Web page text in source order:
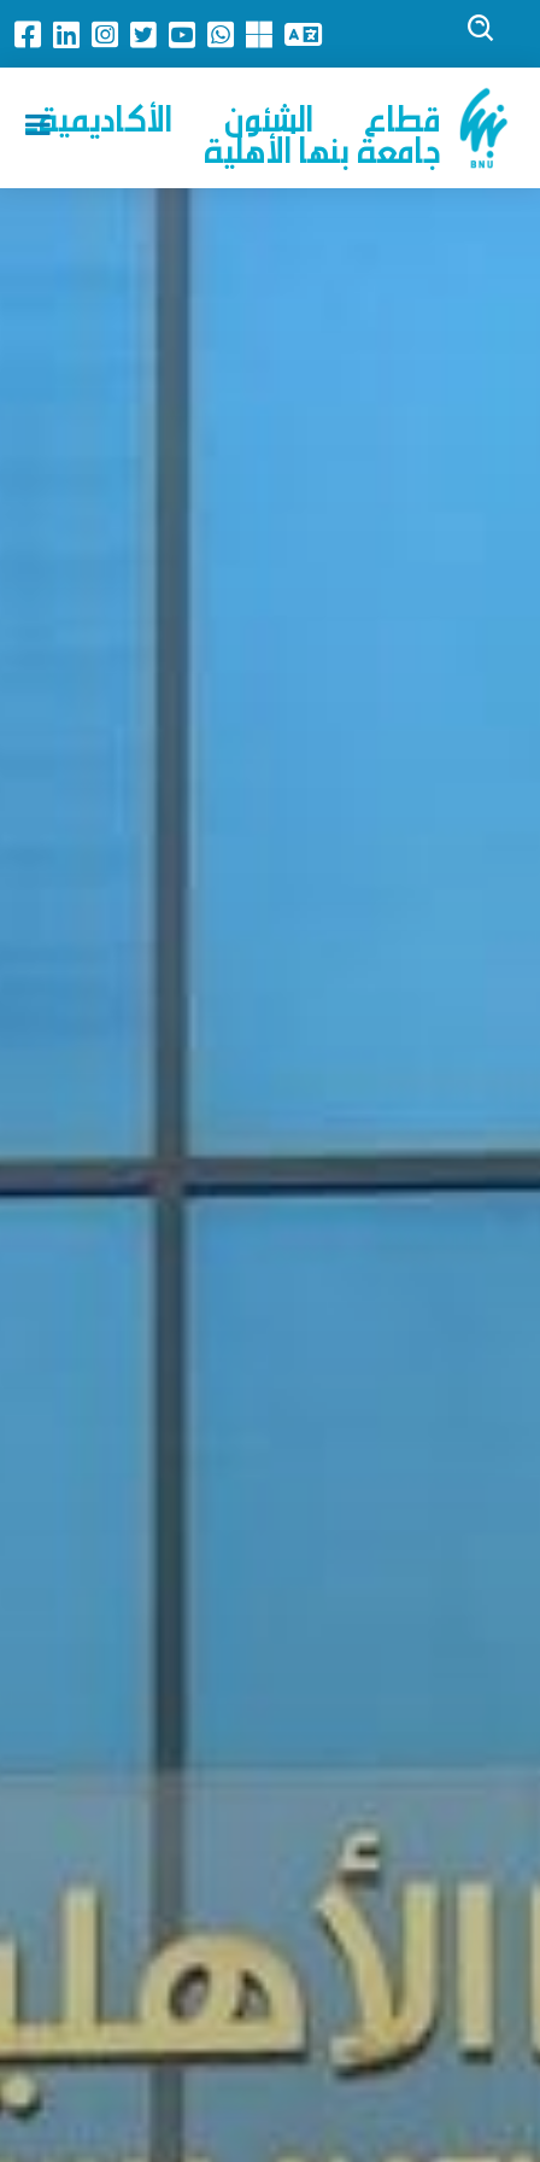
قطاع الشئون الأكاديمية-
جامعة بنها الأهلية